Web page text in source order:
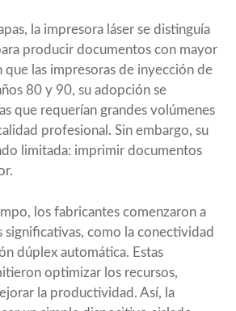
la impresora láser se distinguía
producir documentos con mayor
que las impresoras de inyección de
80 y 90, su adopción se
que requerían grandes volúmenes
profesional. Sin embargo, su
limitada: imprimir documentos
los fabricantes comenzaron a
significativas, como la conectividad
dúplex automática. Estas
optimizar los recursos,
la productividad. Así, la